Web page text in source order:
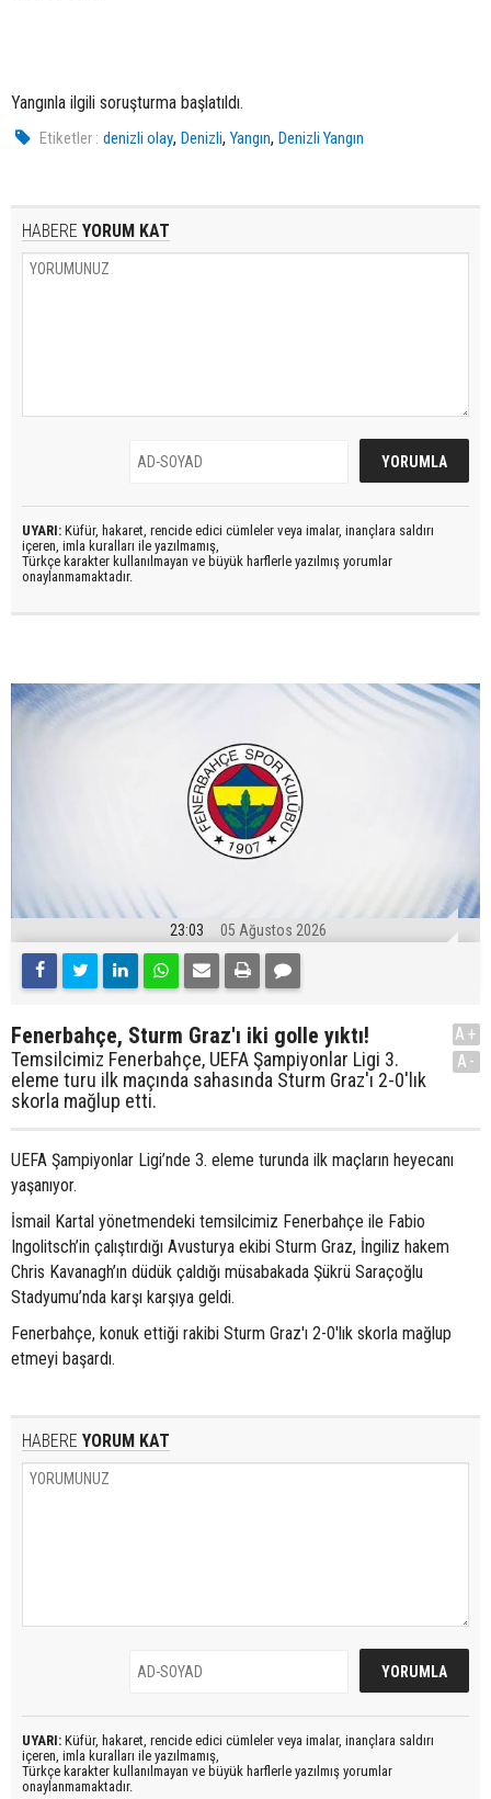
Yangınla ilgili soruşturma başlatıldı.
Etiketler : denizli olay,Denizli,Yangın,Denizli Yangın
HABERE YORUM KAT
UYARI: Küfür, hakaret, rencide edici cümleler veya imalar, inançlara saldırı
içeren, imla kuralları ile yazılmamış,
Türkçe karakter kullanılmayan ve büyük harflerle yazılmış yorumlar
onaylanmamaktadır.
23:03 05 Ağustos 2026
Fenerbahçe, Sturm Graz'ı iki golle yıktı!
Temsilcimiz Fenerbahçe, UEFA Şampiyonlar Ligi 3.
eleme turu ilk maçında sahasında Sturm Graz'ı 2-0'lık
skorla mağlup etti.
A+
A-
UEFA Şampiyonlar Ligi’nde 3. eleme turunda ilk maçların heyecanı
yaşanıyor.
İsmail Kartal yönetmendeki temsilcimiz Fenerbahçe ile Fabio
Ingolitsch’in çalıştırdığı Avusturya ekibi Sturm Graz, İngiliz hakem
Chris Kavanagh’ın düdük çaldığı müsabakada Şükrü Saraçoğlu
Stadyumu’nda karşı karşıya geldi.
Fenerbahçe, konuk ettiği rakibi Sturm Graz'ı 2-0'lık skorla mağlup
etmeyi başardı.
HABERE YORUM KAT
UYARI: Küfür, hakaret, rencide edici cümleler veya imalar, inançlara saldırı
içeren, imla kuralları ile yazılmamış,
Türkçe karakter kullanılmayan ve büyük harflerle yazılmış yorumlar
onaylanmamaktadır.